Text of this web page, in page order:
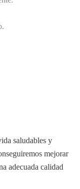
saludables y
mejorar
adecuada calidad